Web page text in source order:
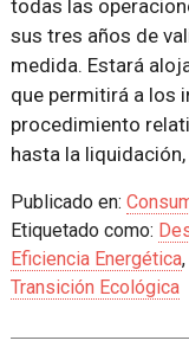
todas las
sus tres años de
medida. Estará
que permitirá a los
procedimiento
hasta la
Publicado en:
Etiquetado como:
Eficiencia Energética,
Transición Ecológica